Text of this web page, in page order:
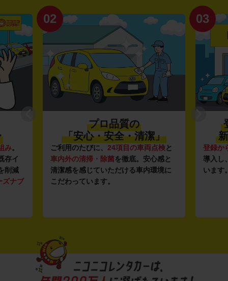
み。
存イ
削減
ズナブ
02
プロ品質の
「安心・安全・清潔」
ご利用のたびに、 24項目の車両点検と
車内外の清掃・除菌を徹底。安心感と
清潔感を感じていただける車内環境に
こだわっています。
03
登録か
導入し
います